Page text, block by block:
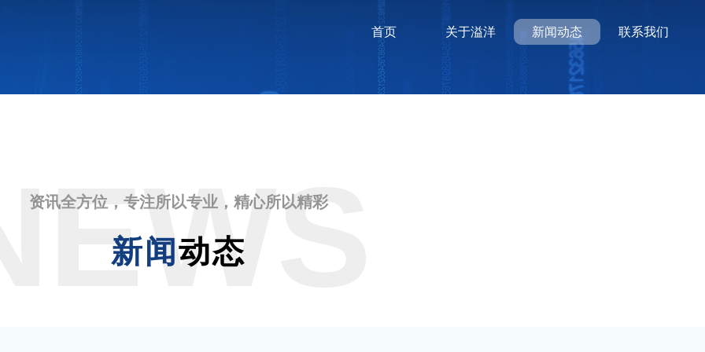
首页 关于溢洋 新闻动态 联系我们
资讯全方位，专注所以专业，精心所以精彩
新闻 动态